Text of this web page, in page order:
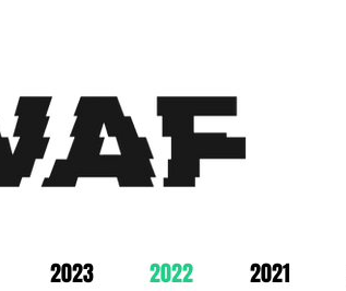
2023 2022 2021